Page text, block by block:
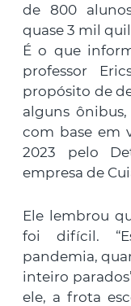
de 800
quase 3 mil
É o que
professor
propósito de
alguns
com base em
2023 pelo
empresa de
Ele lembrou
foi difícil.
pandemia,
inteiro
ele, a frota